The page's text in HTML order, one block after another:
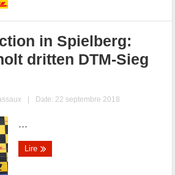
in Spielberg:
dritten DTM-Sieg
| Date: 22 septembre 2018
...
Lire